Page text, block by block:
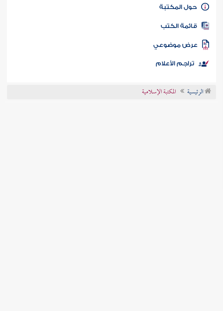
كتاب الأمة
المكتبة
الكتب
موضوعي
تراجم الأعلام
الرئيسية المكتبة الإسلامية